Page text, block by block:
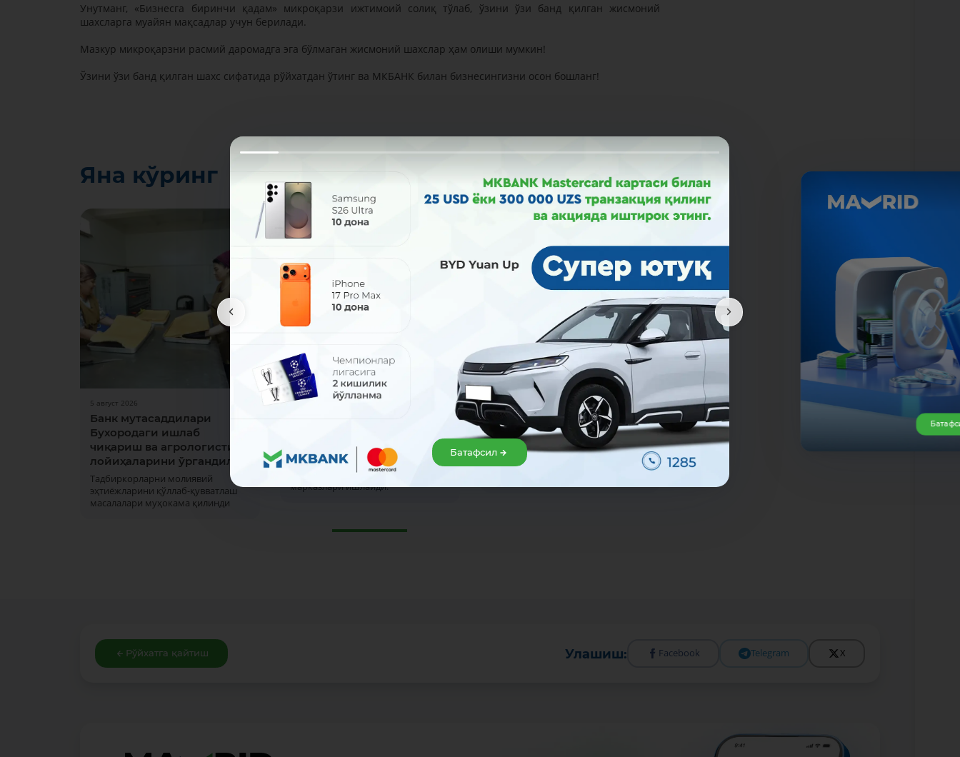
Унутманг, «Бизнесга биринчи қадам» микроқарзи ижтимоий солиқ тўлаб, ўзини ўзи банд қилган жисмоний
шахсларга муайян мақсадлар учун берилади.
Мазкур микроқарзни расмий даромадга эга бўлмаган жисмоний шахслар ҳам олиши мумкин!
Ўзини ўзи банд қилган шахс сифатида рўйхатдан ўтинг ва МКБАНК билан бизнесингизни осон бошланг!
Яна кўринг
5 август 2026
Банк мутасаддилари
Бухородаги ишлаб
чиқариш ва агрологистика
лойиҳаларини ўргандилар
Тадбиркорларни молиявий
эҳтиёжларини қўллаб-қувватлаш
масалалари муҳокама қилинди
31 июл 2026
1 ва 2 август (шанба ва якшанба)
кунлари айрим навбатчи банк
офислари ва хизмат кўрсатиш
марказлари ишлайди.
31 июл 2026
Севимли ресторанингизда
имтиёзлари сизни
кутмоқда!
Uzcard Sherdor картасини МКБАНК
Рўйхатга қайтиш Улашиш: Facebook Telegram X
Батафсил